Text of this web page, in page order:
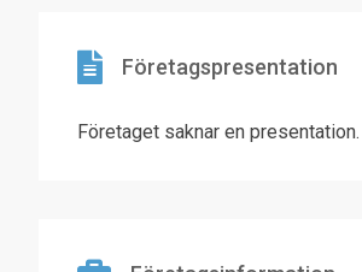
Företagspresentation
Företaget saknar en presentation.